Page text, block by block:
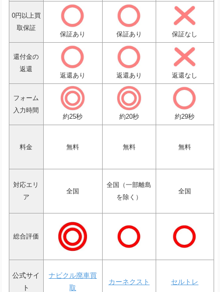
0円以上買
取保証
保証あり
保証あり 保証なし
還付金の
返還
返還あり
返還あり 返還なし
フォーム
入力時間
約25秒
約20秒 約29秒
料金 無料 無料 無料
対応エリ
ア
全国
全国（一部離島
を除く）
全国
総合評価
公式サイ
ト
ナビクル廃車買
取
カーネクスト セルトレ